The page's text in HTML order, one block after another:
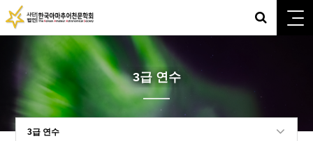
3급 연수
3급 연수